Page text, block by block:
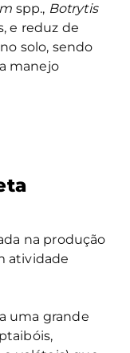
spp., Botrytis
e reduz de
solo, sendo
manejo
na produção
atividade
uma grande